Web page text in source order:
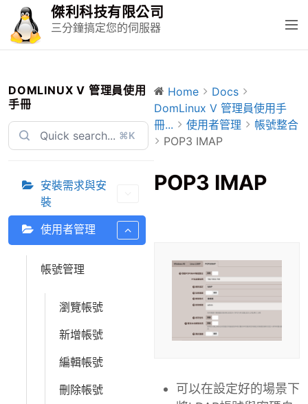
傑利科技有限公司
三分鐘搞定您的伺服器
M
DOMLINUX V 管理員使用
手冊
⌘K
安裝需求與安
裝
使用者管理
帳號管理
瀏覽帳號
新增帳號
編輯帳號
刪除帳號
Home
Docs
DomLinux V 管理員使用手
冊...
使用者管理
帳號整合
POP3 IMAP
POP3 IMAP
可以在設定好的場景下